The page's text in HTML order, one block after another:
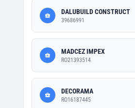
DALUBUILD CONSTRUCT
39686991
MADCEZ IMPEX
RO21393514
DECORAMA
RO16187445